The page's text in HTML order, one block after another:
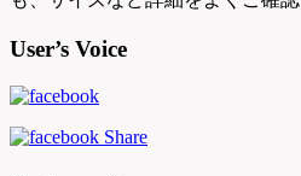
User’s Voice